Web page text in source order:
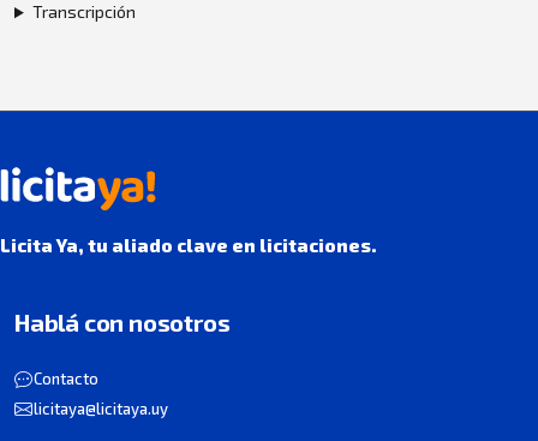
Transcripción
Licita Ya, tu aliado clave en licitaciones.
Hablá con nosotros
Contacto
licitaya@licitaya.uy